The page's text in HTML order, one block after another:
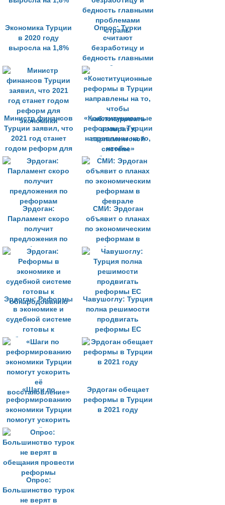
Экономика Турции
в 2020 году
выросла на 1,8%
Опрос: Турки
считают
безработицу и
бедность главными
проблемами
страны
Министр финансов
Турции заявил, что
2021 год станет
годом реформ для
экономики
«Конституционные
реформы в Турции
направлены на то,
чтобы
заблокировать
возврат к
парламентской
системе»
Эрдоган:
Парламент скоро
получит
предложения по
реформам
СМИ: Эрдоган
объявит о планах
по экономическим
реформам в
феврале
Эрдоган: Реформы
в экономике и
судебной системе
готовы к
обнародованию
Чавушоглу: Турция
полна решимости
продвигать
реформы ЕС
«Шаги по
реформированию
экономики Турции
помогут ускорить
её
восстановление»
Эрдоган обещает
реформы в Турции
в 2021 году
Опрос:
Большинство турок
не верят в